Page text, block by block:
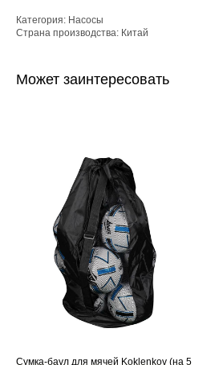
Категория: Насосы
Страна производства: Китай
Может заинтересовать
Сумка-баул для мячей Koklenkov (на 5